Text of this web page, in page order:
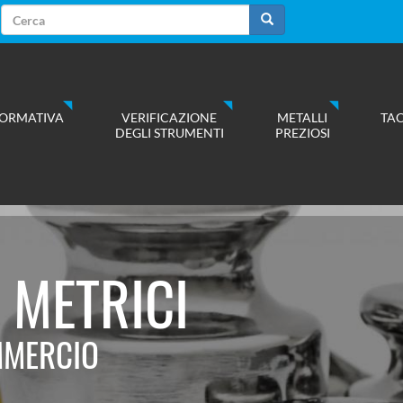
Form
di
Cerca
VERIFICAZIONE
DEGLI STRUMENTI
METALLI
PREZIOSI